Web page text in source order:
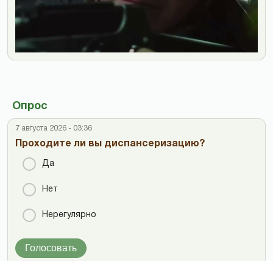
Опрос
7 августа 2026 - 03:36
Проходите ли вы диспансеризацию?
Да
Нет
Нерегулярно
Голосовать